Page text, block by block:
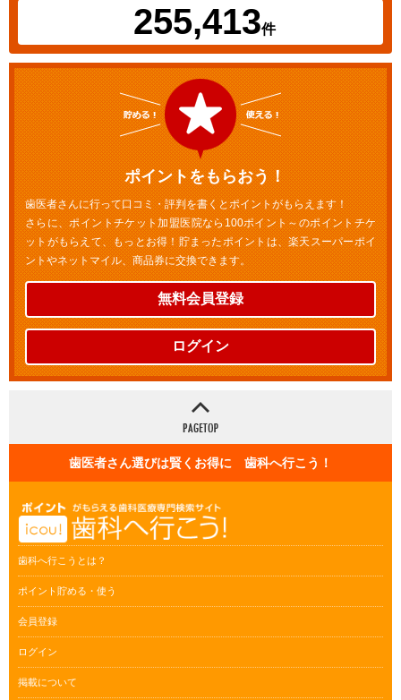
255,413件
ポイントをもらおう！
歯医者さんに行って口コミ・評判を書くとポイントがもらえます！
さらに、ポイントチケット加盟医院なら100ポイント～のポイントチケ
ットがもらえて、もっとお得！貯まったポイントは、楽天スーパーポイ
ントやネットマイル、商品券に交換できます。
無料会員登録
ログイン
歯医者さん選びは賢くお得に 歯科へ行こう！
歯科へ行こうとは？
ポイント貯める・使う
会員登録
ログイン
掲載について